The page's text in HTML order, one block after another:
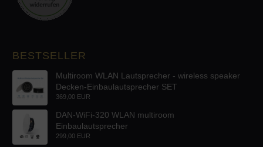
BESTSELLER
Multiroom WLAN Lautsprecher - wireless speaker
Decken-Einbaulautsprecher SET
369,00 EUR
DAN-WiFi-320 WLAN multiroom
Einbaulautsprecher
299,00 EUR